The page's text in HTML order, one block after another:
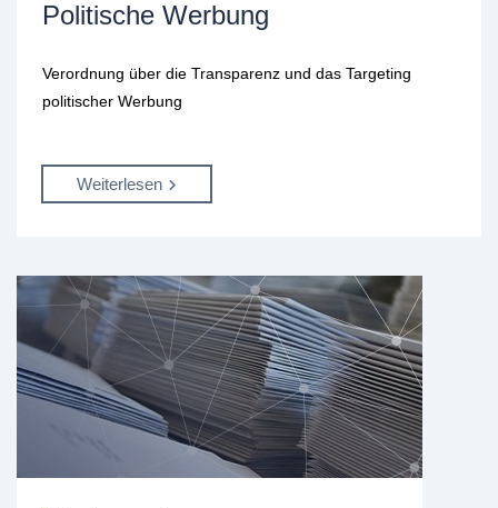
Politische Werbung
Verordnung über die Transparenz und das Targeting
politischer Werbung
Weiterlesen